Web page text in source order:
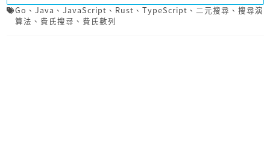
Go 、 Java 、 JavaScript 、 Rust 、 TypeScript 、 二元搜尋 、 搜尋演
算法 、 費氏搜尋 、 費氏數列